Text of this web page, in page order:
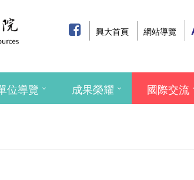
興大首頁 網站導覽
位導覽 成果榮耀 國際交流